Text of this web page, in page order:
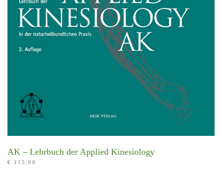
AK – Lehrbuch der Applied Kinesiology
€ 115,00